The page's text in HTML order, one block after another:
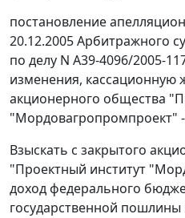
постановление
20.12.2005 Арбитражного
по делу N А39-4096/2005-
изменения, кассационную
акционерного общества
"Мордовагропромпроект"
Взыскать с закрытого
"Проектный институт
доход федерального
государственной